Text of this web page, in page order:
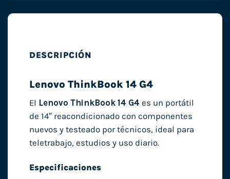
DESCRIPCIÓN
Lenovo ThinkBook 14 G4
El Lenovo ThinkBook 14 G4 es un portátil
de 14″ reacondicionado con componentes
nuevos y testeado por técnicos, ideal para
teletrabajo, estudios y uso diario.
Especificaciones